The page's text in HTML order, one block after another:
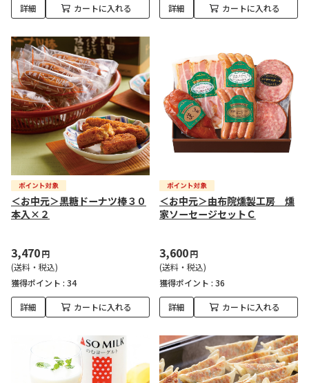
詳細 カートに入れる 詳細 カートに入れる
＜お中元＞黒糖ドーナツ棒３０
本入×２
3,470円
(送料・税込)
獲得ポイント : 34
詳細 カートに入れる
＜お中元＞由布院燻製工房 燻
家ソーセージセットＣ
3,600円
(送料・税込)
獲得ポイント : 36
詳細 カートに入れる